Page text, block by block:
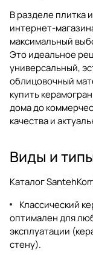
В разделеплитка
интернет-
максимальный
Это идеальное
универсальный,
облицовочный
купить
дома до
качества и
Виды и
Каталог
Классический
оптимален для
эксплуатации (
стену).